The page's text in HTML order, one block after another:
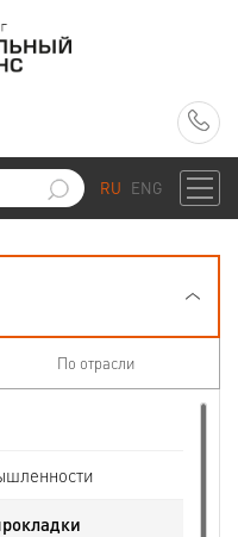
RU ENG
По отрасли